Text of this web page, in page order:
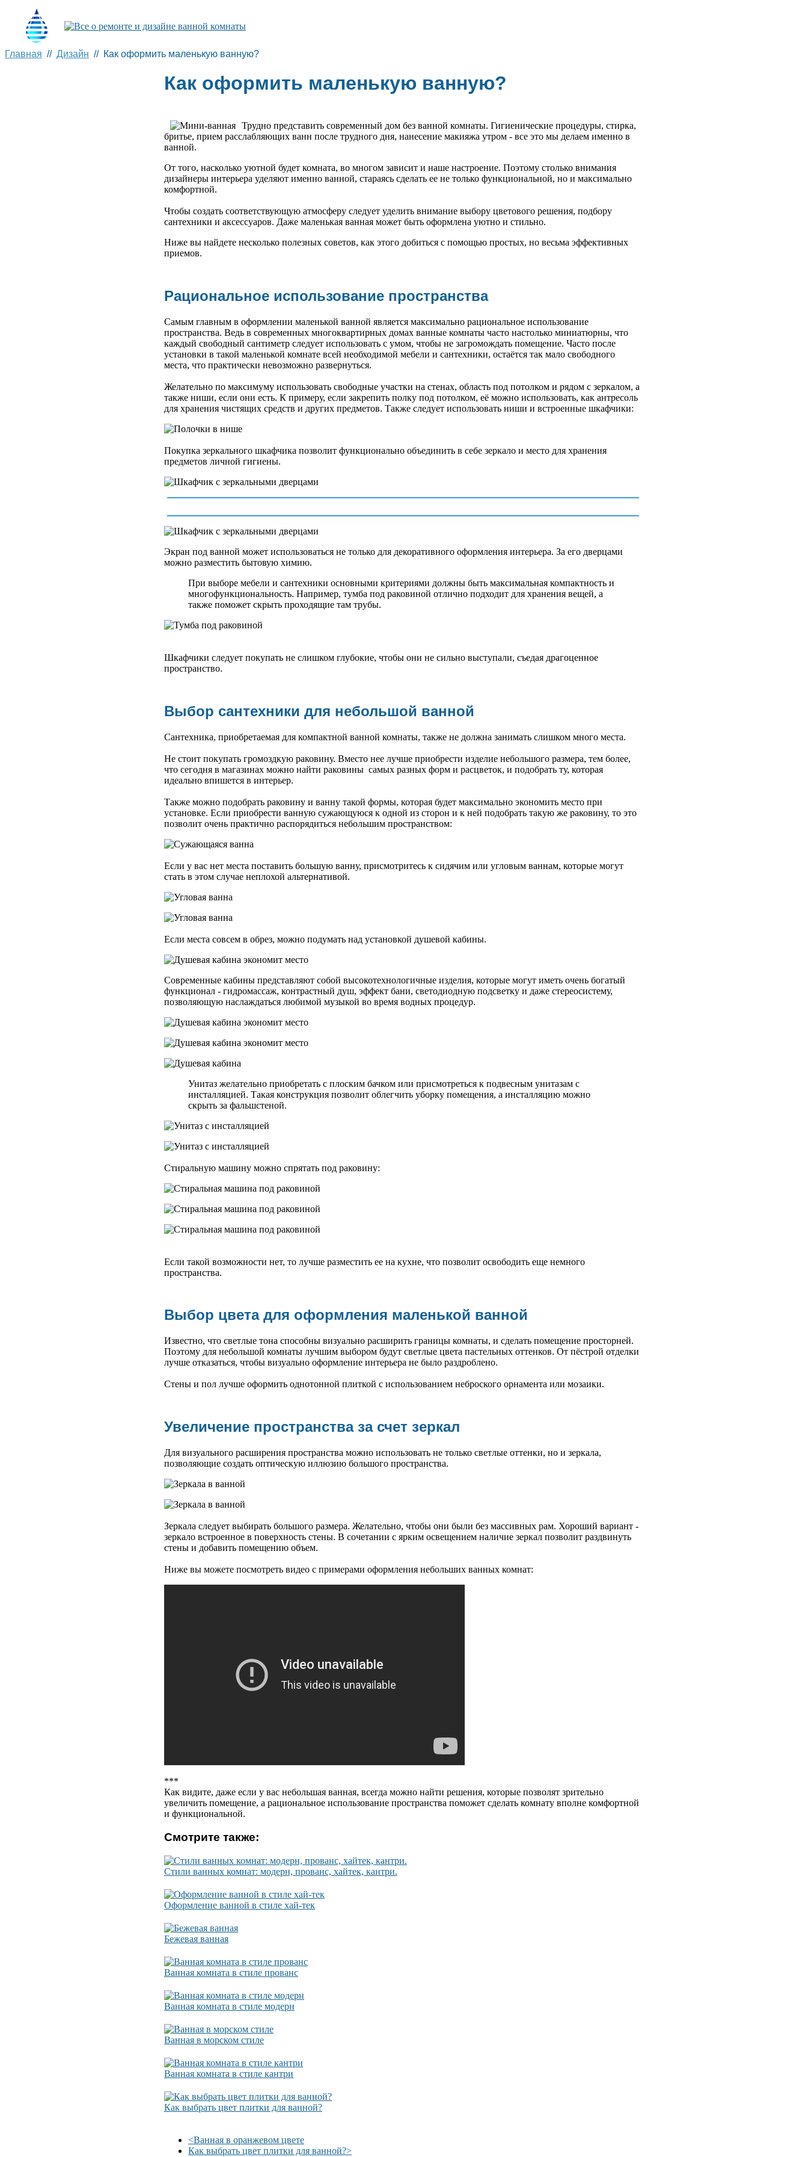
Главная // Дизайн // Как оформить маленькую ванную?
Как оформить маленькую ванную?
Трудно представить современный дом без ванной комнаты. Гигиенические процедуры, стирка,
бритье, прием расслабляющих ванн после трудного дня, нанесение макияжа утром - все это мы делаем именно в
ванной.
От того, насколько уютной будет комната, во многом зависит и наше настроение. Поэтому столько внимания
дизайнеры интерьера уделяют именно ванной, стараясь сделать ее не только функциональной, но и максимально
комфортной.
Чтобы создать соответствующую атмосферу следует уделить внимание выбору цветового решения, подбору
сантехники и аксессуаров. Даже маленькая ванная может быть оформлена уютно и стильно.
Ниже вы найдете несколько полезных советов, как этого добиться с помощью простых, но весьма эффективных
приемов.
Рациональное использование пространства
Самым главным в оформлении маленькой ванной является максимально рациональное использование
пространства. Ведь в современных многоквартирных домах ванные комнаты часто настолько миниатюрны, что
каждый свободный сантиметр следует использовать с умом, чтобы не загромождать помещение. Часто после
установки в такой маленькой комнате всей необходимой мебели и сантехники, остаётся так мало свободного
места, что практически невозможно развернуться.
Желательно по максимуму использовать свободные участки на стенах, область под потолком и рядом с зеркалом, а
также ниши, если они есть. К примеру, если закрепить полку под потолком, её можно использовать, как антресоль
для хранения чистящих средств и других предметов. Также следует использовать ниши и встроенные шкафчики:
Покупка зеркального шкафчика позволит функционально объединить в себе зеркало и место для хранения
предметов личной гигиены.
Экран под ванной может использоваться не только для декоративного оформления интерьера. За его дверцами
можно разместить бытовую химию.
При выборе мебели и сантехники основными критериями должны быть максимальная компактность и
многофункциональность. Например, тумба под раковиной отлично подходит для хранения вещей, а
также поможет скрыть проходящие там трубы.
Шкафчики следует покупать не слишком глубокие, чтобы они не сильно выступали, съедая драгоценное
пространство.
Выбор сантехники для небольшой ванной
Сантехника, приобретаемая для компактной ванной комнаты, также не должна занимать слишком много места.
Не стоит покупать громоздкую раковину. Вместо нее лучше приобрести изделие небольшого размера, тем более,
что сегодня в магазинах можно найти раковины самых разных форм и расцветок, и подобрать ту, которая
идеально впишется в интерьер.
Также можно подобрать раковину и ванну такой формы, которая будет максимально экономить место при
установке. Если приобрести ванную сужающуюся к одной из сторон и к ней подобрать такую же раковину, то это
позволит очень практично распорядиться небольшим пространством:
Если у вас нет места поставить большую ванну, присмотритесь к сидячим или угловым ваннам, которые могут
стать в этом случае неплохой альтернативой.
Если места совсем в обрез, можно подумать над установкой душевой кабины.
Современные кабины представляют собой высокотехнологичные изделия, которые могут иметь очень богатый
функционал - гидромассаж, контрастный душ, эффект бани, светодиодную подсветку и даже стереосистему,
позволяющую наслаждаться любимой музыкой во время водных процедур.
Унитаз желательно приобретать с плоским бачком или присмотреться к подвесным унитазам с
инсталляцией. Такая конструкция позволит облегчить уборку помещения, а инсталляцию можно
скрыть за фальшстеной.
Стиральную машину можно спрятать под раковину:
Если такой возможности нет, то лучше разместить ее на кухне, что позволит освободить еще немного
пространства.
Выбор цвета для оформления маленькой ванной
Известно, что светлые тона способны визуально расширить границы комнаты, и сделать помещение просторней.
Поэтому для небольшой комнаты лучшим выбором будут светлые цвета пастельных оттенков. От пёстрой отделки
лучше отказаться, чтобы визуально оформление интерьера не было раздроблено.
Стены и пол лучше оформить однотонной плиткой с использованием неброского орнамента или мозаики.
Увеличение пространства за счет зеркал
Для визуального расширения пространства можно использовать не только светлые оттенки, но и зеркала,
позволяющие создать оптическую иллюзию большого пространства.
Зеркала следует выбирать большого размера. Желательно, чтобы они были без массивных рам. Хороший вариант -
зеркало встроенное в поверхность стены. В сочетании с ярким освещением наличие зеркал позволит раздвинуть
стены и добавить помещению объем.
Ниже вы можете посмотреть видео с примерами оформления небольших ванных комнат:
***
Как видите, даже если у вас небольшая ванная, всегда можно найти решения, которые позволят зрительно
увеличить помещение, а рациональное использование пространства поможет сделать комнату вполне комфортной
и функциональной.
Смотрите также:
Стили ванных комнат: модерн, прованс, хайтек, кантри.
Оформление ванной в стиле хай-тек
Бежевая ванная
Ванная комната в стиле прованс
Ванная комната в стиле модерн
Ванная в морском стиле
Ванная комната в стиле кантри
Как выбрать цвет плитки для ванной?
<Ванная в оранжевом цвете
Как выбрать цвет плитки для ванной?>